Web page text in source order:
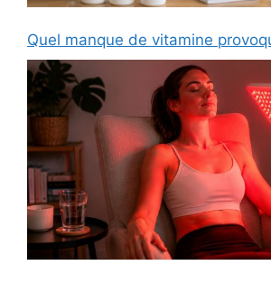
Quel manque de vitamine